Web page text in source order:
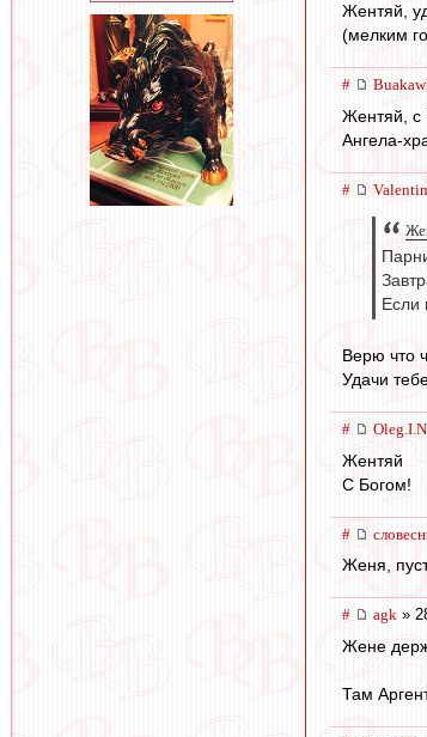
Жентяй,
(мелким
#
Жентяй, с
Ангела-
#
Если
Верю что
Удачи
#
Жентяй
С Богом!
#
Женя,
# agk »
Жене
Там